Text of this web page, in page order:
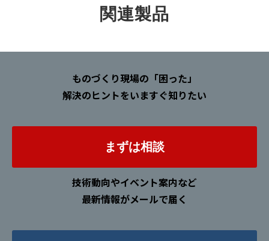
関連製品
ものづくり現場の「困った」
解決のヒントをいますぐ知りたい
まずは相談
技術動向やイベント案内など
最新情報がメールで届く